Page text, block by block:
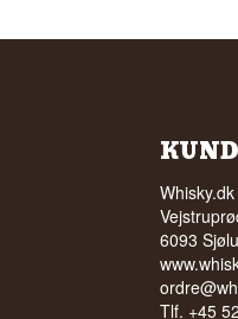
6093
Tlf. +45